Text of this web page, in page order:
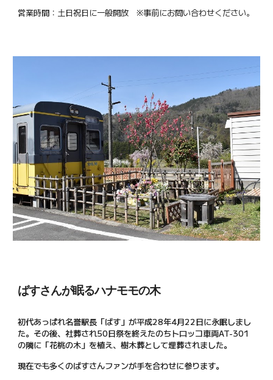
営業時間：土日祝日に一般開放 ※事前にお問い合わせください。
ばすさんが眠るハナモモの木
初代あっぱれ名誉駅長「ばす」が平成28年4月22日に永眠しまし
た。その後、社葬され50日祭を終えたのちトロッコ車両AT-301
の隣に「花桃の木」を植え、樹木葬として埋葬されました。
現在でも多くのばすさんファンが手を合わせに参ります。